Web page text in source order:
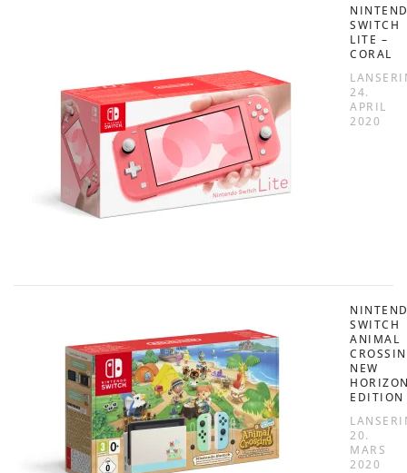
SWITCH
LITE –
CORAL
24.
APRIL
2020
SWITCH
ANIMAL
NEW
EDITION
20.
MARS
2020